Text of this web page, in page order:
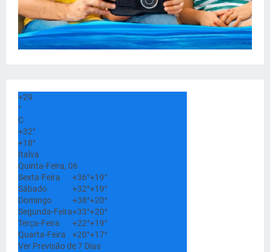
+29
°
C
+32°
+18°
Italva
Quinta-Feira, 06
Sexta-Feira
+36°+19°
Sábado
+32°+19°
Domingo
+38°+20°
Segunda-Feira+33°+20°
Terça-Feira
+22°+19°
Quarta-Feira
+20°+17°
Ver Previsão de 7 Dias